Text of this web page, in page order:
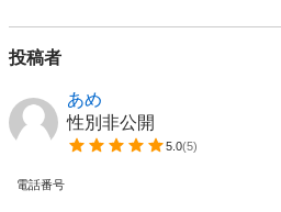
投稿者
あめ
性別非公開
5.0(5)
電話番号